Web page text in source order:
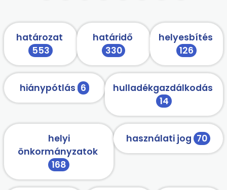
határozat
553
határidő
330
helyesbítés
126
hiánypótlás 6
hulladékgazdálkodás
14
helyi
önkormányzatok
168
használati jog 70